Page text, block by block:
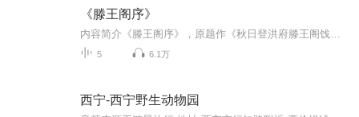
《滕王阁序》
5 6.1万
西宁-西宁野生动物园